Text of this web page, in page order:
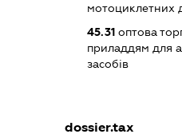
мотоциклетних
45.31оптова
приладдям для
засобів
dossier.tax